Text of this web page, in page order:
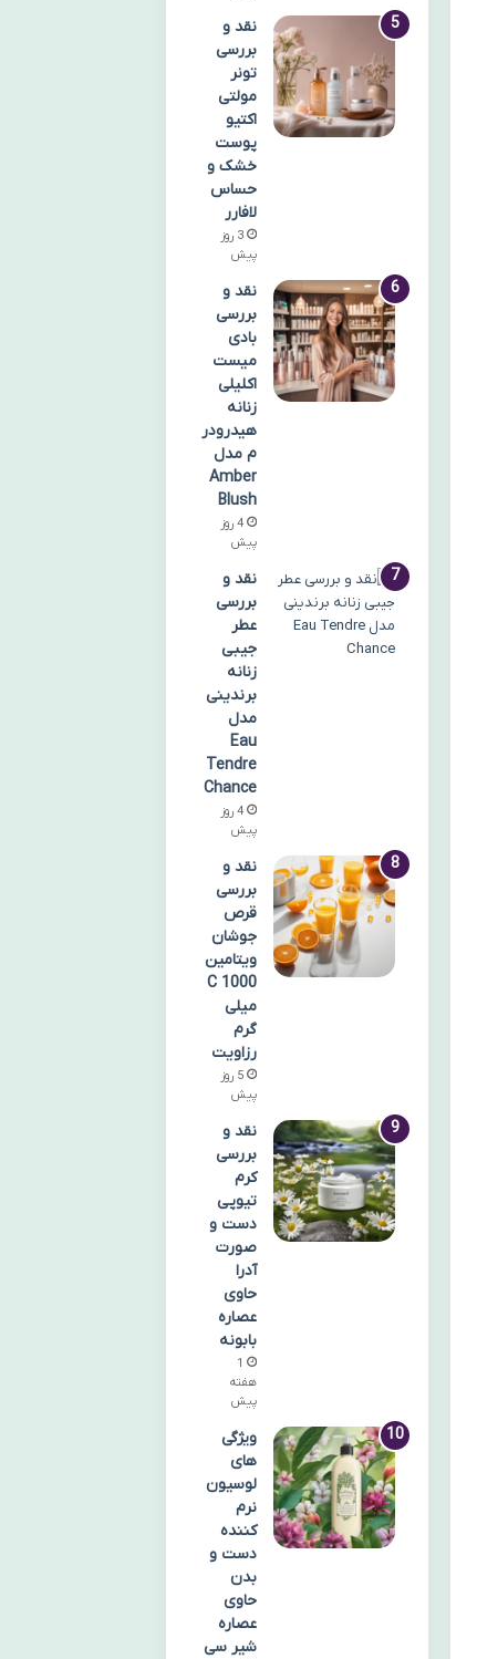
نقد و
بررسی
تونر
مولتی
اکتیو
پوست
خشک و
حساس
لافارر
3 روز
پیش
نقد و
بررسی
بادی
میست
اکلیلی
زنانه
هیدرودر
م مدل
Amber
Blush
4 روز
پیش
نقد و
بررسی
عطر
جیبی
زنانه
برندینی
مدل
Eau
Tendre
Chance
4 روز
پیش
نقد و
بررسی
قرص
جوشان
ویتامین
C 1000
میلی
گرم
رزاویت
5 روز
پیش
نقد و
بررسی
کرم
تیوپی
دست و
صورت
آدرا
حاوی
عصاره
بابونه
1
هفته
پیش
ویژگی
های
لوسیون
نرم
کننده
دست و
بدن
حاوی
عصاره
شیر سی